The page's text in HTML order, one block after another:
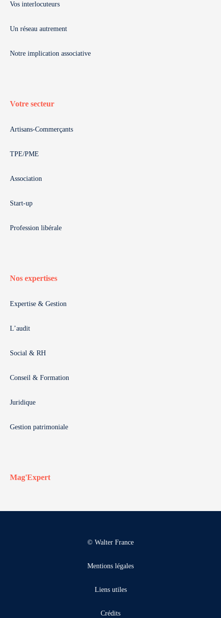
Vos interlocuteurs
Un réseau autrement
Notre implication associative
Votre secteur
Artisans-Commerçants
TPE/PME
Association
Start-up
Profession libérale
Nos expertises
Expertise & Gestion
L’audit
Social & RH
Conseil & Formation
Juridique
Gestion patrimoniale
Mag'Expert
© Walter France
Mentions légales
Liens utiles
Crédits